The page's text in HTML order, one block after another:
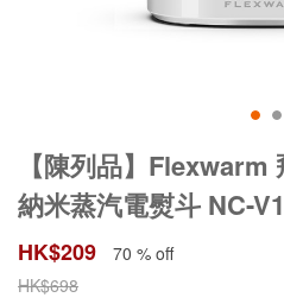
【陳列品】
納米蒸汽電熨斗 NC-
HK$209 70 % off
HK$698